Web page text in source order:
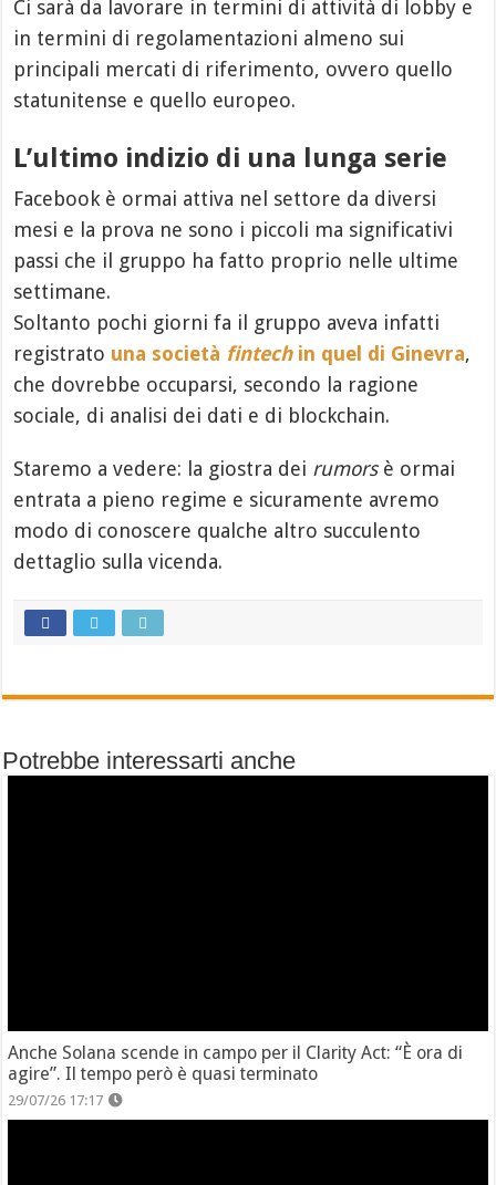
Ci sarà da lavorare in termini di attività di lobby e
in termini di regolamentazioni almeno sui
principali mercati di riferimento, ovvero quello
statunitense e quello europeo.
L’ultimo indizio di una lunga serie
Facebook è ormai attiva nel settore da diversi
mesi e la prova ne sono i piccoli ma significativi
passi che il gruppo ha fatto proprio nelle ultime
settimane.
Soltanto pochi giorni fa il gruppo aveva infatti
registrato una società fintechin quel di Ginevra,
che dovrebbe occuparsi, secondo la ragione
sociale, di analisi dei dati e di blockchain.
Staremo a vedere: la giostra dei rumorsè ormai
entrata a pieno regime e sicuramente avremo
modo di conoscere qualche altro succulento
dettaglio sulla vicenda.
Potrebbe interessarti anche
Anche Solana scende in campo per il Clarity Act: “È ora di
agire”. Il tempo però è quasi terminato
29/07/26 17:17